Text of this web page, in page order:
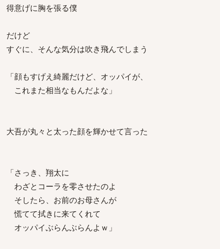
得意げに胸を張る僕
だけど
すぐに、そんな気分は吹き飛んでしまう
「顔もすげえ綺麗だけど、オッパイが、
これまた相当なもんだよな」
大吾が丸々と太った顔を輝かせて言った
「さっき、翔太に
わざとコーラを零させたのよ
そしたら、お前のお母さんが
慌てて拭きに来てくれて
オッパイぶらんぶらんよｗ」